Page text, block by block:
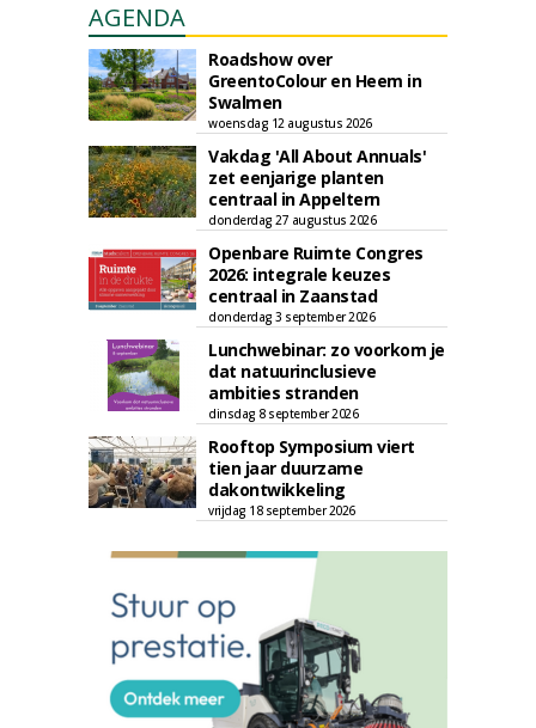
AGENDA
Roadshow over
GreentoColour en Heem in
Swalmen
woensdag 12 augustus 2026
Vakdag 'All About Annuals'
zet eenjarige planten
centraal in Appeltern
donderdag 27 augustus 2026
Openbare Ruimte Congres
2026: integrale keuzes
centraal in Zaanstad
donderdag 3 september 2026
Lunchwebinar: zo voorkom je
dat natuurinclusieve
ambities stranden
dinsdag 8 september 2026
Rooftop Symposium viert
tien jaar duurzame
dakontwikkeling
vrijdag 18 september 2026